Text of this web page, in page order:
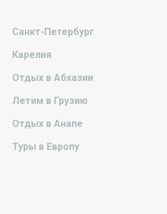
Санкт-Петербург
Карелия
Отдых в Абхазии
Летим в Грузию
Отдых в Анапе
Туры в Европу